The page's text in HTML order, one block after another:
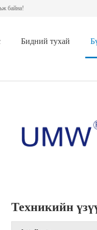
байна!
Бидний тухай
Техникийн